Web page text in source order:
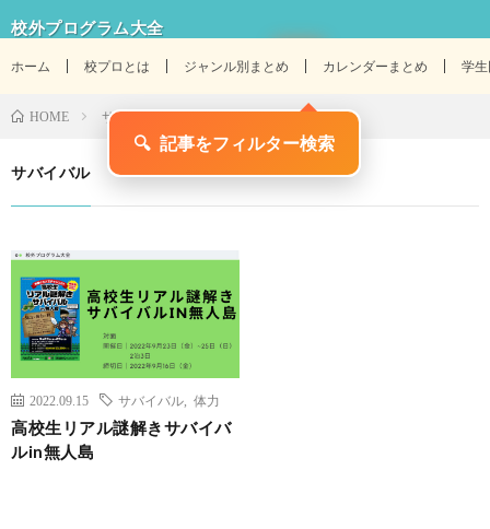
校外プログラム大全
ホーム 校プロとは ジャンル別まとめ カレンダーまとめ 学
HOME サバイバル
サバイバル
2022.09.15 サバイバル 体力
高校生リアル謎解きサバイバ
ルin無人島
🔍 記事をフィルター検索